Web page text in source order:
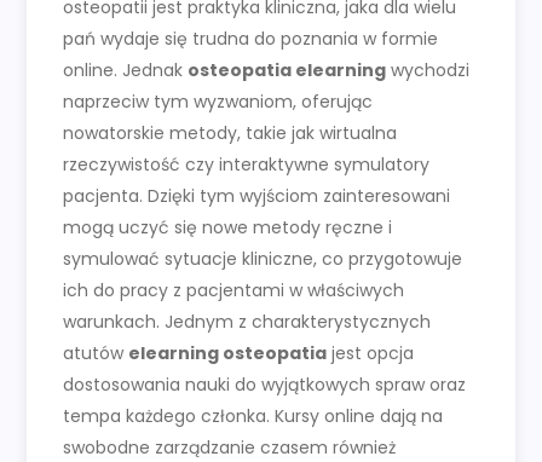
osteopatii jest praktyka kliniczna, jaka dla wielu
pań wydaje się trudna do poznania w formie
online. Jednak osteopatia elearning wychodzi
naprzeciw tym wyzwaniom, oferując
nowatorskie metody, takie jak wirtualna
rzeczywistość czy interaktywne symulatory
pacjenta. Dzięki tym wyjściom zainteresowani
mogą uczyć się nowe metody ręczne i
symulować sytuacje kliniczne, co przygotowuje
ich do pracy z pacjentami w właściwych
warunkach. Jednym z charakterystycznych
atutów elearning osteopatia jest opcja
dostosowania nauki do wyjątkowych spraw oraz
tempa każdego członka. Kursy online dają na
swobodne zarządzanie czasem również